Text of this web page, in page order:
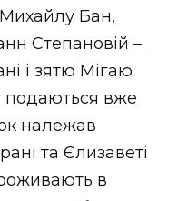
Михайлу Бан,
Степановій –
і зятю Мігаю
подаються вже
належав
та Єлизаветі
в